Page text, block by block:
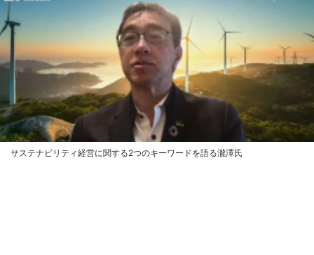
サステナビリティ経営に関する2つのキーワードを語る瀧澤氏